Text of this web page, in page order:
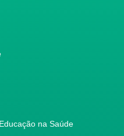
na Saúde